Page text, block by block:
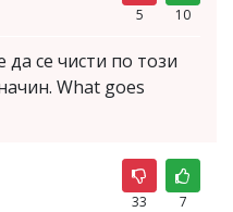
5 10
се чисти по този
What goes
33 7